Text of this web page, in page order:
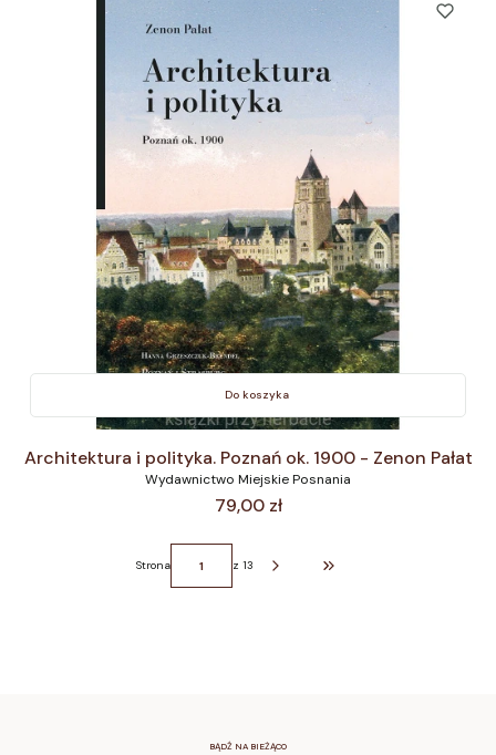
Do koszyka
Architektura i polityka. Poznań ok. 1900 - Zenon Pałat
Wydawnictwo Miejskie Posnania
Cena
79,00 zł
Strona z 13
Przejdź do ostatniej strony z
BĄDŹ NA BIEŻĄCO